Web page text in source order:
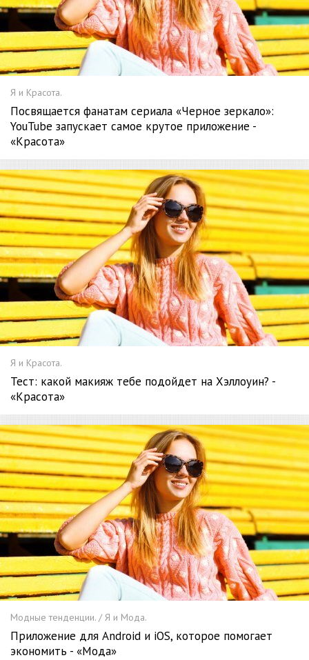
Я и Красота.
Посвящается фанатам сериала «Черное зеркало»:
YouTube запускает самое крутое приложение -
«Красота»
Я и Красота.
Тест: какой макияж тебе подойдет на Хэллоуин? -
«Красота»
Модные тенденции. / Я и Мода.
Приложение для Android и iOS, которое помогает
экономить - «Мода»